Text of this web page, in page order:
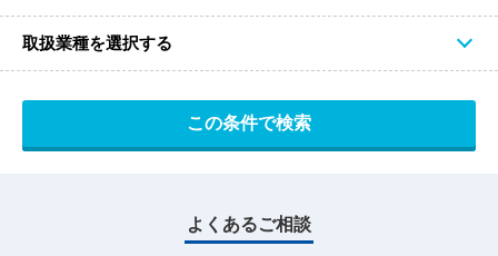
取扱業種を選択する
よくあるご相談